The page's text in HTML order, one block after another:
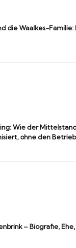
die Waalkes-Familie:
Wie der
ohne den
– Biografie, Ehe,